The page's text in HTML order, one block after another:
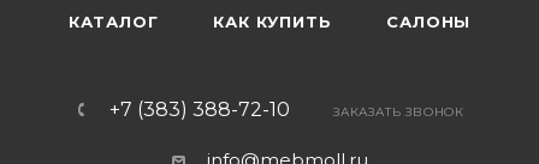
КАТАЛОГ КАК КУПИТЬ САЛОНЫ
+7 (383) 388-72-10 ЗАКАЗАТЬ ЗВОНОК
info@mebmoll.ru